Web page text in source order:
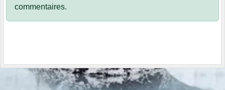
commentaires.